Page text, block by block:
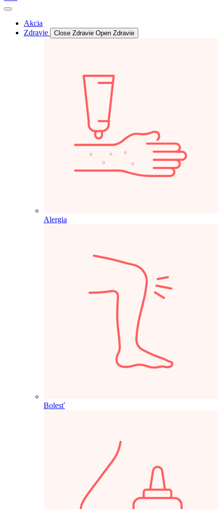
Akcia
Zdravie
Close Zdravie Open Zdravie
Alergia
Bolesť